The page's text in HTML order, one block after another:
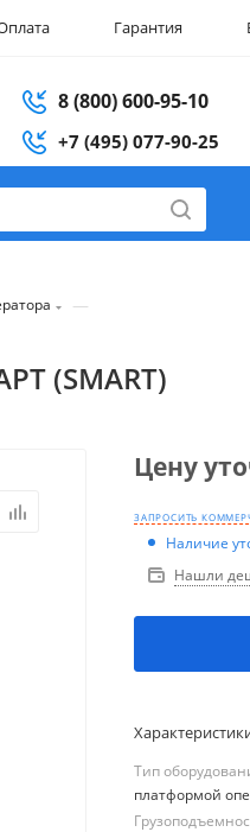
Гарантия
8 (800) 600-95-10
+7 (495) 077-90-25
—
(SMART)
Цену
ЗАПРОСИТЬ
Наличие
Нашли
Тип
платформой